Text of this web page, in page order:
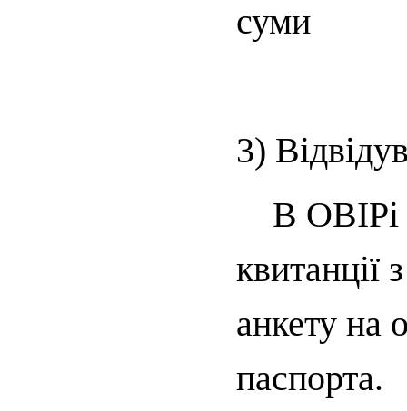
суми
3)
В ОВІРі
квитанції
анкету на
паспорта.